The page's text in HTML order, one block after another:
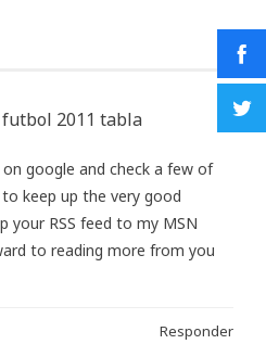
2011 tabla
google and check a few of
keep up the very good
your RSS feed to my MSN
to reading more from you
Responder